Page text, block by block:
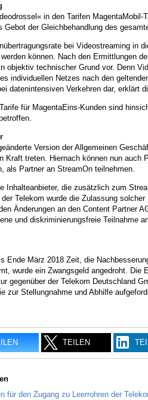
in den Tarifen
der Gleichbehandlung des
bei Videostreaming in
können. Nach den Ermittlungen
objektiv technischer Grund vor. Denn
individuellen Netzes nach den
datenintensiven Verkehren dar, erklärt
für MagentaEins-Kunden sind
Version der Allgemeinen
treten. Hiernach können nun auch
als Partner an StreamOn teilnehmen.
Inhalteanbieter, die zusätzlich zum
Telekom wurde die Zulassung
Änderungen an den Content Partner
und diskriminierungsfreie Teilnahme
Ende März 2018 Zeit, die
wurde ein Zwangsgeld angedroht. Die
gegenüber der Telekom Deutschland
zur Stellungnahme und Abhilfe
TEILEN
für den Zugang zu Leerrohren der